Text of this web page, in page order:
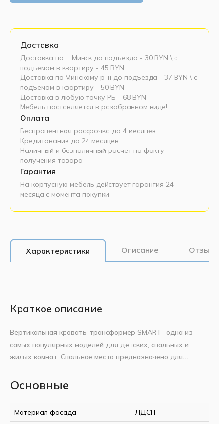
Доставка
Доставка по г. Минск до подъезда - 30 BYN \ c
подъемом в квартиру - 45 BYN
Доставка по Минскому р-н до подъезда - 37 BYN \ c
подъемом в квартиру - 50 BYN
Доставка в любую точку РБ - 68 BYN
Мебель поставляется в разобранном виде!
Оплата
Беспроцентная рассрочка до 4 месяцев
Кредитование до 24 месяцев
Наличный и безналичный расчет по факту
получения товара
Гарантия
На корпусную мебель действует гарантия 24
месяца с момента покупки
Характеристики Описание
Краткое описание
Вертикальная кровать-трансформер SMART– одна из
самых популярных моделей для детских, спальных и
жилых комнат. Спальное место предназначено для
собранном виде глубину всего 35 сантиметров, идеально
оснащены ортопедическим ламельным основанием. Высота
спального места с матрасом составляет 45 см от пола.
Корпус ЛДСП: Egger 18 мм. задняя стенка
неполноценная без горизонтальной полки.
Основные
Материал фасада ЛДСП